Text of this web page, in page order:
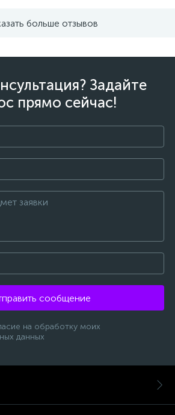
больше отзывов
Задайте
прямо сейчас!
сообщение
на обработку моих
данных